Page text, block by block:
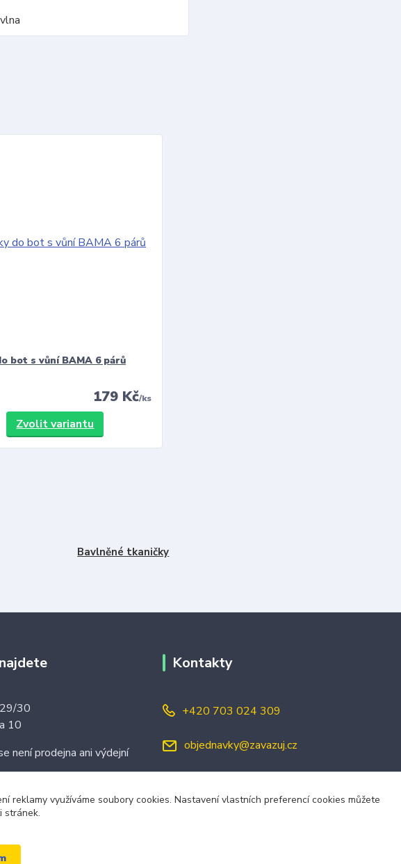
bot s vůní BAMA 6 párů
179 Kč/ks
Zvolit variantu
Bavlněné tkaničky
30
10
není prodejna ani výdejní
Kontakty
+420 703 024 309
objednavky@zavazuj.cz
reklamy využíváme soubory cookies. Nastavení vlastních preferencí cookies můžete
stránek.